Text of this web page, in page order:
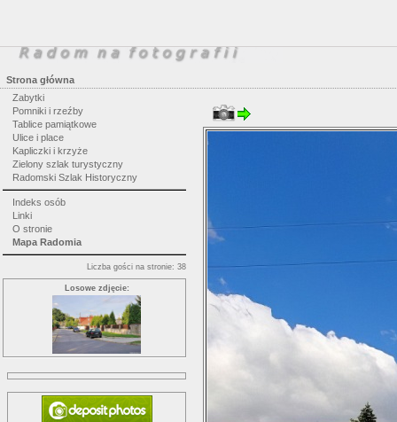
Strona główna
Zabytki
Pomniki i rzeźby
Tablice pamiątkowe
Ulice i place
Kapliczki i krzyże
Zielony szlak turystyczny
Radomski Szlak Historyczny
Indeks osób
Linki
O stronie
Mapa Radomia
Liczba gości na stronie: 38
Losowe zdjęcie: